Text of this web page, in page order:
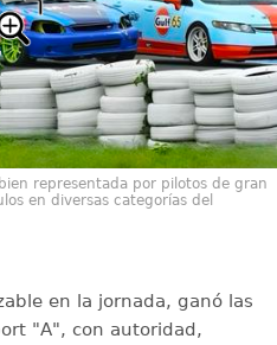
representada por pilotos de gran
en diversas categorías del
en la jornada, ganó las
"A", con autoridad,